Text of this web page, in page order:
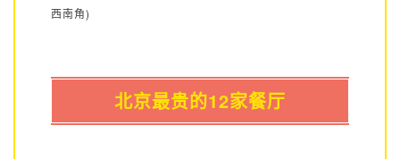
西南角)
北京最贵的12家餐厅